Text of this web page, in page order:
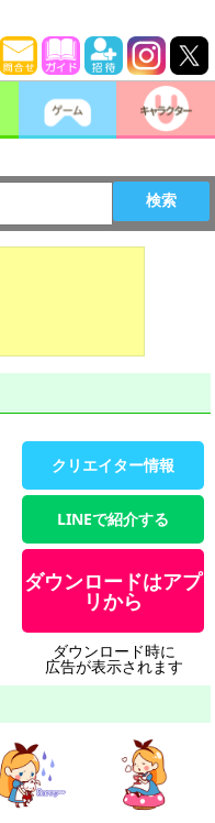
検索
クリエイター情報
LINEで紹介する
ダウンロードはアプ
リから
ダウンロード時に
広告が表示されます